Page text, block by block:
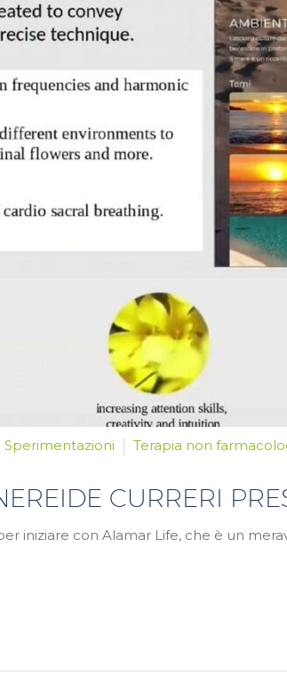
Sperimentazioni Terapia non
CURRERI
iniziare con Alamar Life, che è un